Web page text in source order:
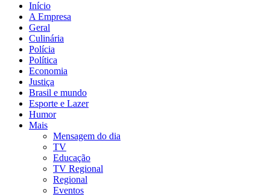
Início
A Empresa
Geral
Culinária
Polícia
Política
Economia
Justiça
Brasil e mundo
Esporte e Lazer
Humor
Mais
Mensagem do dia
TV
Educação
TV Regional
Regional
Eventos